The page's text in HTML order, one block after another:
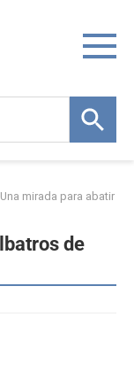
Una mirada para abatir
de